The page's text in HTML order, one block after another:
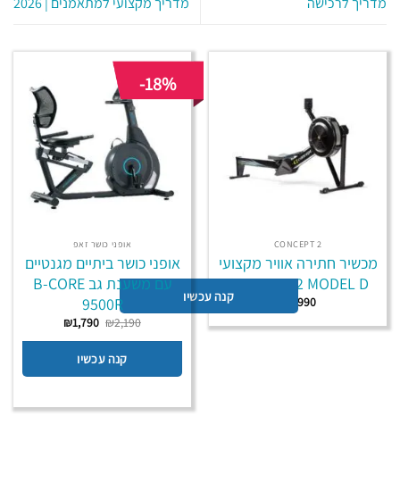
CONCEPT 2
מכשיר חתירה אוויר מקצועי
CONCEPT 2 MODEL D
7,990 קנה עכשיו
-18%
אופני כושר זאפ
אופני כושר ביתיים מגנטיים
עם משענת גב B-CORE
9500R
₪2,190 המחיר
המקורי
היה:
₪2,190.
₪1,790
הוא:
קנה עכשיו